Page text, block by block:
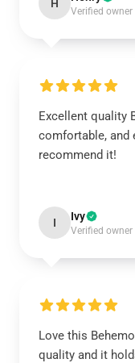
H
Verified owner
Excellent quality
comfortable, and
recommend it!
I Ivy
Verified owner
Love this
quality and it